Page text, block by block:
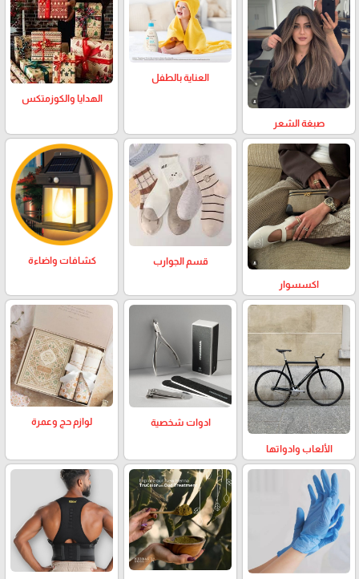
صبغة الشعر
العناية بالطفل
الهدايا والكوزمتكس
اكسسوار
قسم الجوارب كشافات واضاءة
الألعاب وادواتها
ادوات شخصية لوازم حج وعمرة